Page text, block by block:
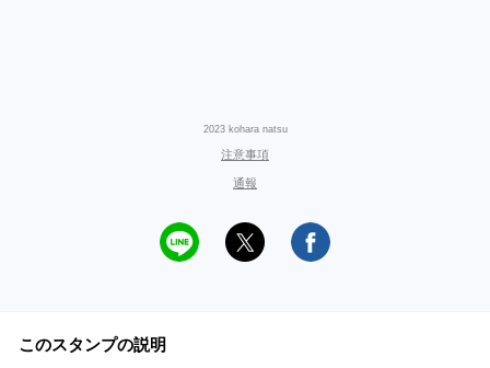
2023 kohara natsu
注意事項
通報
このスタンプの説明